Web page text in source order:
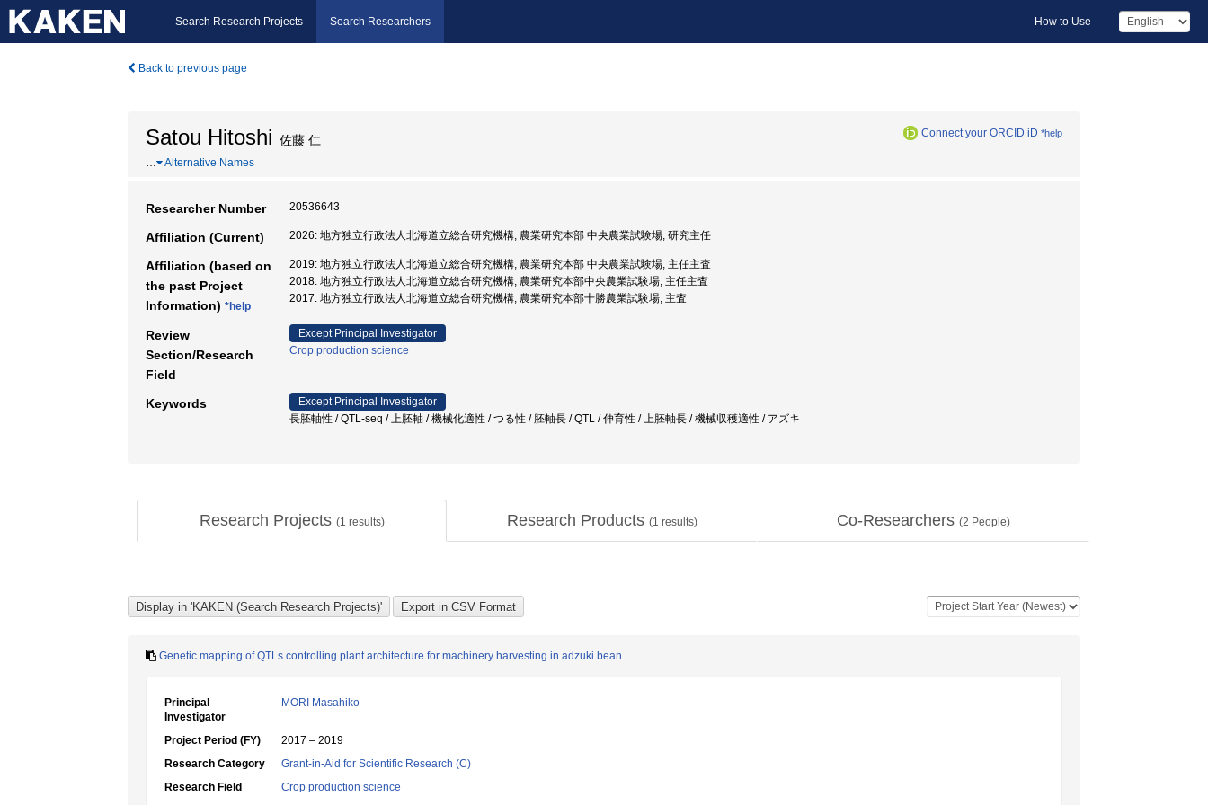
Search Research Projects Search Researchers How to Use
Back to previous page
Satou Hitoshi 佐藤 仁 Connect your ORCID iD *help
… Alternative Names
Researcher Number 20536643
Affiliation (Current) 2026: 地方独立行政法人北海道立総合研究機構, 農業研究本部 中央農業試験場, 研究主任
Affiliation (based on
the past Project
Information) *help
2019: 地方独立行政法人北海道立総合研究機構, 農業研究本部 中央農業試験場, 主任主査
2018: 地方独立行政法人北海道立総合研究機構, 農業研究本部中央農業試験場, 主任主査
2017: 地方独立行政法人北海道立総合研究機構, 農業研究本部十勝農業試験場, 主査
Review
Section/Research
Field
Except Principal Investigator
Crop production science
Keywords
Except Principal Investigator
長胚軸性 / QTL-seq / 上胚軸 / 機械化適性 / つる性 / 胚軸長 / QTL / 伸育性 / 上胚軸長 / 機械収穫適性 / アズキ
Research Projects (1 results) Research Products (1 results) Co-Researchers (2 People)
Genetic mapping of QTLs controlling plant architecture for machinery harvesting in adzuki bean
Principal
Investigator
MORI Masahiko
Project Period (FY)
2017 – 2019
Research Category
Grant-in-Aid for Scientific Research (C)
Research Field
Crop production science